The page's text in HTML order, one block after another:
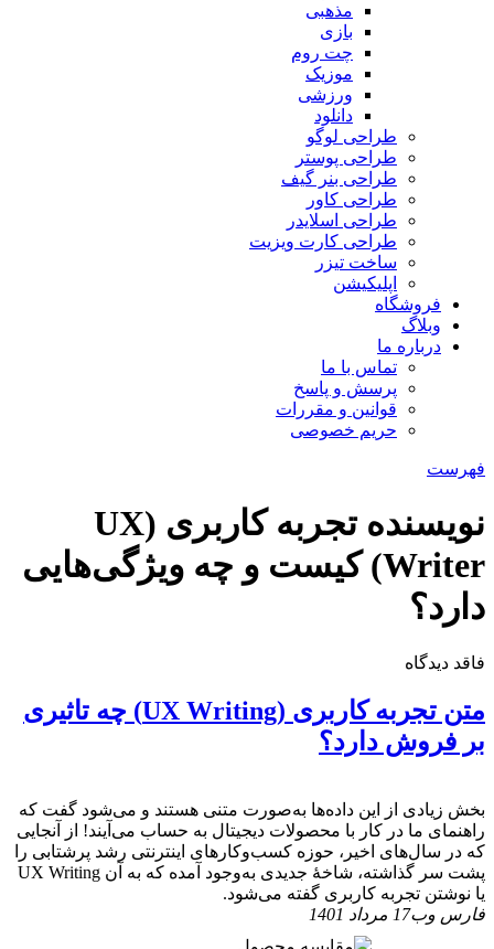
مذهبی
بازی
چت روم
موزیک
ورزشی
دانلود
طراحی لوگو
طراحی پوستر
طراحی بنر گیف
طراحی کاور
طراحی اسلایدر
طراحی کارت ویزیت
ساخت تیزر
اپلیکیشن
فروشگاه
وبلاگ
درباره ما
تماس با ما
پرسش و پاسخ
قوانین و مقررات
حریم خصوصی
فهرست
نویسنده تجربه کاربری (UX
Writer) کیست و چه ویژگی‌هایی
دارد؟
فاقد دیدگاه
متن تجربه کاربری (UX Writing) چه تاثیری
بر فروش دارد؟
بخش زیادی از این داده‌ها به‌صورت متنی هستند و می‌شود گفت که
راهنمای ما در کار با محصولات دیجیتال به حساب می‌آیند! از آنجایی
که در سال‌های اخیر، حوزه کسب‌وکارهای اینترنتی رشد پرشتابی را
پشت سر گذاشته، شاخۀ جدیدی به‌وجود آمده که به آن UX Writing
یا نوشتن تجربه کاربری گفته می‌شود.
فارس وب17 مرداد 1401